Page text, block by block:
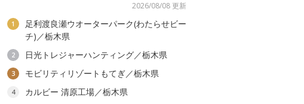
2026/08/08 更新
1
足利渡良瀬ウオーターパーク(わたらせビー
チ)／栃木県
2 日光トレジャーハンティング／栃木県
3 モビリティリゾートもてぎ／栃木県
4 カルビー 清原工場／栃木県